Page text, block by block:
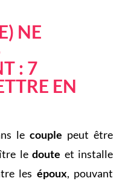
NE
: 7
EN
le couple peut être
ledoute et installe
les époux, pouvant